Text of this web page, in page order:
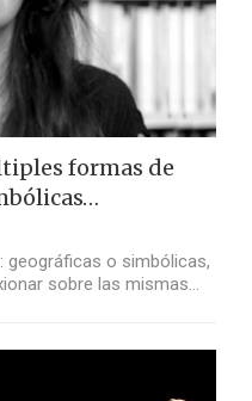
formas de
geográficas o simbólicas,
sobre las mismas…